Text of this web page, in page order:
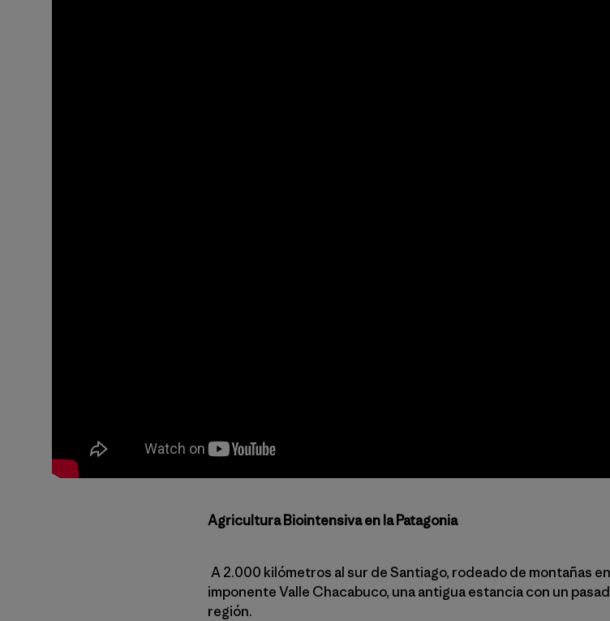
Agricultura Biointensiva en la Patagonia
A 2.000 kilómetros al sur de Santiago, rodeado de montañas
imponente Valle Chacabuco, una antigua estancia con un
región.